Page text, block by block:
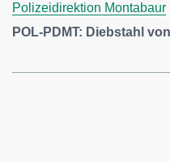
Polizeidirektion Montabaur
POL-PDMT: Diebstahl